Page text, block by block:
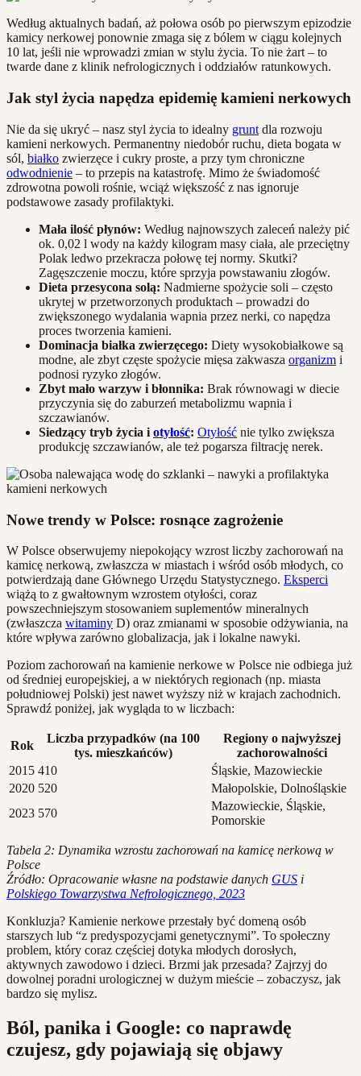
Według aktualnych badań, aż połowa osób po pierwszym epizodzie
kamicy nerkowej ponownie zmaga się z bólem w ciągu kolejnych
10 lat, jeśli nie wprowadzi zmian w stylu życia. To nie żart – to
twarde dane z klinik nefrologicznych i oddziałów ratunkowych.
Jak styl życia napędza epidemię kamieni nerkowych
Nie da się ukryć – nasz styl życia to idealny grunt dla rozwoju
kamieni nerkowych. Permanentny niedobór ruchu, dieta bogata w
sól, białko zwierzęce i cukry proste, a przy tym chroniczne
odwodnienie – to przepis na katastrofę. Mimo że świadomość
zdrowotna powoli rośnie, wciąż większość z nas ignoruje
podstawowe zasady profilaktyki.
Mała ilość płynów: Według najnowszych zaleceń należy pić
ok. 0,02 l wody na każdy kilogram masy ciała, ale przeciętny
Polak ledwo przekracza połowę tej normy. Skutki?
Zagęszczenie moczu, które sprzyja powstawaniu złogów.
Dieta przesycona solą: Nadmierne spożycie soli – często
ukrytej w przetworzonych produktach – prowadzi do
zwiększonego wydalania wapnia przez nerki, co napędza
proces tworzenia kamieni.
Dominacja białka zwierzęcego: Diety wysokobiałkowe są
modne, ale zbyt częste spożycie mięsa zakwasza organizm i
podnosi ryzyko złogów.
Zbyt mało warzyw i błonnika: Brak równowagi w diecie
przyczynia się do zaburzeń metabolizmu wapnia i
szczawianów.
Siedzący tryb życia i otyłość: Otyłość nie tylko zwiększa
produkcję szczawianów, ale też pogarsza filtrację nerek.
Nowe trendy w Polsce: rosnące zagrożenie
W Polsce obserwujemy niepokojący wzrost liczby zachorowań na
kamicę nerkową, zwłaszcza w miastach i wśród osób młodych, co
potwierdzają dane Głównego Urzędu Statystycznego. Eksperci
wiążą to z gwałtownym wzrostem otyłości, coraz
powszechniejszym stosowaniem suplementów mineralnych
(zwłaszcza witaminy D) oraz zmianami w sposobie odżywiania, na
które wpływa zarówno globalizacja, jak i lokalne nawyki.
Poziom zachorowań na kamienie nerkowe w Polsce nie odbiega już
od średniej europejskiej, a w niektórych regionach (np. miasta
południowej Polski) jest nawet wyższy niż w krajach zachodnich.
Sprawdź poniżej, jak wygląda to w liczbach:
Rok
Liczba przypadków (na 100
tys. mieszkańców)
Regiony o najwyższej
zachorowalności
2015 410
Śląskie, Mazowieckie
2020 520
Małopolskie, Dolnośląskie
2023 570
Mazowieckie, Śląskie,
Pomorskie
Tabela 2: Dynamika wzrostu zachorowań na kamicę nerkową w
Polsce
Źródło: Opracowanie własne na podstawie danych GUS i
Polskiego Towarzystwa Nefrologicznego, 2023
Konkluzja? Kamienie nerkowe przestały być domeną osób
starszych lub “z predyspozycjami genetycznymi”. To społeczny
problem, który coraz częściej dotyka młodych dorosłych,
aktywnych zawodowo i dzieci. Brzmi jak przesada? Zajrzyj do
dowolnej poradni urologicznej w dużym mieście – zobaczysz, jak
bardzo się mylisz.
Ból, panika i Google: co naprawdę
czujesz, gdy pojawiają się objawy